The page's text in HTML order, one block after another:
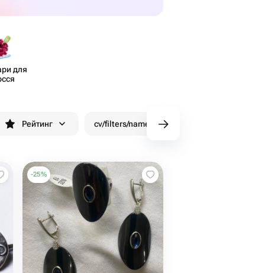
для
Рейтинг cv/filters/name_fast_delivery
-25%